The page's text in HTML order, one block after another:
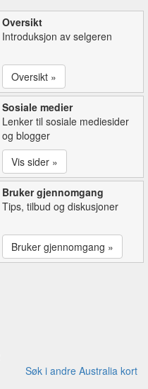
Oversikt
Introduksjon av selgeren
Oversikt »
Sosiale medier
Lenker til sosiale mediesider
og blogger
Vis sider »
Bruker gjennomgang
Tips, tilbud og diskusjoner
Bruker gjennomgang »
Søk i andre Australia kort